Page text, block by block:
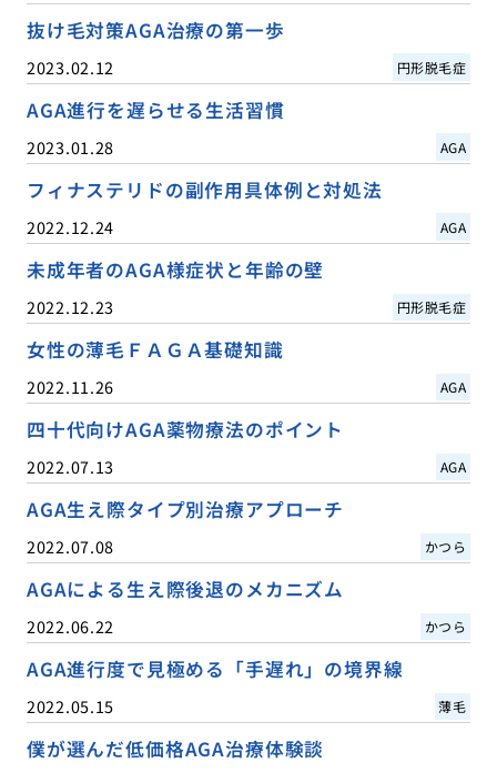
抜け毛対策AGA治療の第一歩
2023.02.12 円形脱毛症
AGA進行を遅らせる生活習慣
2023.01.28 AGA
フィナステリドの副作用具体例と対処法
2022.12.24 AGA
未成年者のAGA様症状と年齢の壁
2022.12.23 円形脱毛症
女性の薄毛ＦＡＧＡ基礎知識
2022.11.26 AGA
四十代向けAGA薬物療法のポイント
2022.07.13 AGA
AGA生え際タイプ別治療アプローチ
2022.07.08 かつら
AGAによる生え際後退のメカニズム
2022.06.22 かつら
AGA進行度で見極める「手遅れ」の境界線
2022.05.15 薄毛
僕が選んだ低価格AGA治療体験談